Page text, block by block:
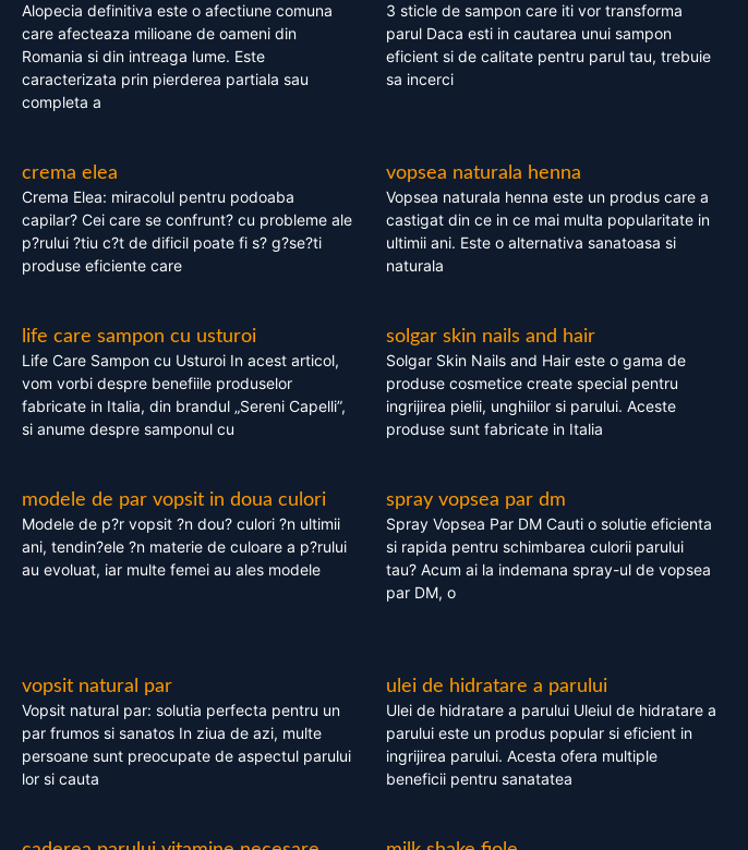
Alopecia definitiva este o afectiune comuna
care afecteaza milioane de oameni din
Romania si din intreaga lume. Este
caracterizata prin pierderea partiala sau
completa a
3 sticle de sampon care iti vor transforma
parul Daca esti in cautarea unui sampon
eficient si de calitate pentru parul tau, trebuie
sa incerci
crema elea
Crema Elea: miracolul pentru podoaba
capilar? Cei care se confrunt? cu probleme ale
p?rului ?tiu c?t de dificil poate fi s? g?se?ti
produse eficiente care
vopsea naturala henna
Vopsea naturala henna este un produs care a
castigat din ce in ce mai multa popularitate in
ultimii ani. Este o alternativa sanatoasa si
naturala
life care sampon cu usturoi
Life Care Sampon cu Usturoi In acest articol,
vom vorbi despre benefiile produselor
fabricate in Italia, din brandul „Sereni Capelli”,
si anume despre samponul cu
solgar skin nails and hair
Solgar Skin Nails and Hair este o gama de
produse cosmetice create special pentru
ingrijirea pielii, unghiilor si parului. Aceste
produse sunt fabricate in Italia
modele de par vopsit in doua culori
Modele de p?r vopsit ?n dou? culori ?n ultimii
ani, tendin?ele ?n materie de culoare a p?rului
au evoluat, iar multe femei au ales modele
spray vopsea par dm
Spray Vopsea Par DM Cauti o solutie eficienta
si rapida pentru schimbarea culorii parului
tau? Acum ai la indemana spray-ul de vopsea
par DM, o
vopsit natural par
Vopsit natural par: solutia perfecta pentru un
par frumos si sanatos In ziua de azi, multe
persoane sunt preocupate de aspectul parului
lor si cauta
ulei de hidratare a parului
Ulei de hidratare a parului Uleiul de hidratare a
parului este un produs popular si eficient in
ingrijirea parului. Acesta ofera multiple
beneficii pentru sanatatea